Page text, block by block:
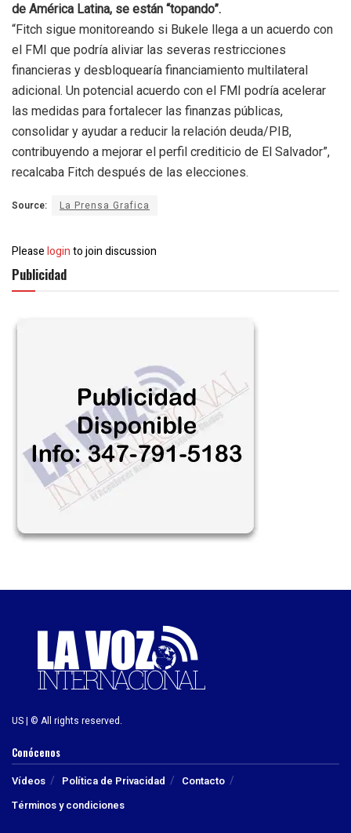
de América Latina, se están “topando”.
“Fitch sigue monitoreando si Bukele llega a un acuerdo con
el FMI que podría aliviar las severas restricciones
financieras y desbloquearía financiamiento multilateral
adicional. Un potencial acuerdo con el FMI podría acelerar
las medidas para fortalecer las finanzas públicas,
consolidar y ayudar a reducir la relación deuda/PIB,
contribuyendo a mejorar el perfil crediticio de El Salvador”,
recalcaba Fitch después de las elecciones.
Source: La Prensa Grafica
Pleaseloginto join discussion
Publicidad
US | © All rights reserved.
Conócenos
Vídeos Política de Privacidad
Contacto
Términos y condiciones